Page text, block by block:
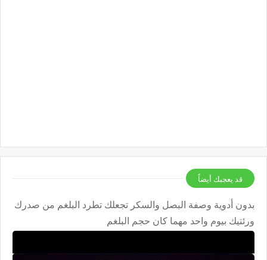
قد يعجبك أيضاً
بدون أدوية وصفة البصل والسكر تجعلك تطرد البلغم من صدرك
ورئتيك بيوم واحد مهما كان حجم البلغم